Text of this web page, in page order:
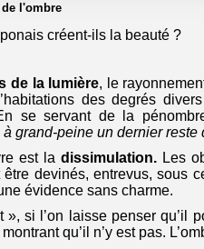
créent-ils la beauté ?
de la lumière, le
des degrés
se servant de la
grand-peine un dernier reste
est la dissimulation.Les
devinés, entrevus, sous
évidence sans charme.
», si l’on laisse penser qu’il
qu’il n’y est pas.